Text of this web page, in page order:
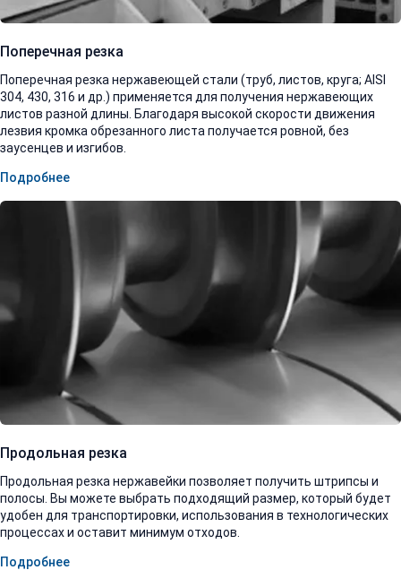
Поперечная резка
Поперечная резка нержавеющей стали (труб, листов, круга; AISI
304, 430, 316 и др.) применяется для получения нержавеющих
листов разной длины. Благодаря высокой скорости движения
лезвия кромка обрезанного листа получается ровной, без
заусенцев и изгибов.
Подробнее
Продольная резка
Продольная резка нержавейки позволяет получить штрипсы и
полосы. Вы можете выбрать подходящий размер, который будет
удобен для транспортировки, использования в технологических
процессах и оставит минимум отходов.
Подробнее